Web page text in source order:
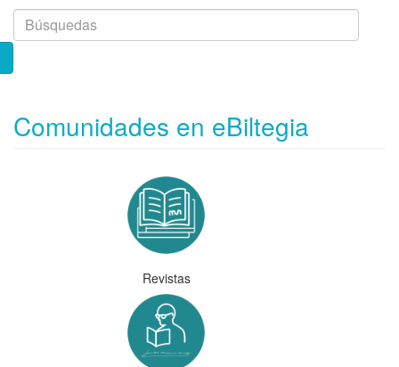
Comunidades en eBiltegia
Revistas